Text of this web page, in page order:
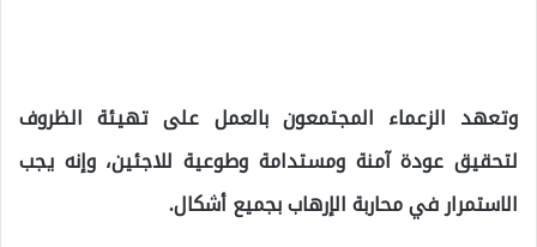
وتعهد الزعماء المجتمعون بالعمل على تهيئة الظروف
لتحقيق عودة آمنة ومستدامة وطوعية للاجئين، وإنه يجب
الاستمرار في محاربة الإرهاب بجميع أشكال.